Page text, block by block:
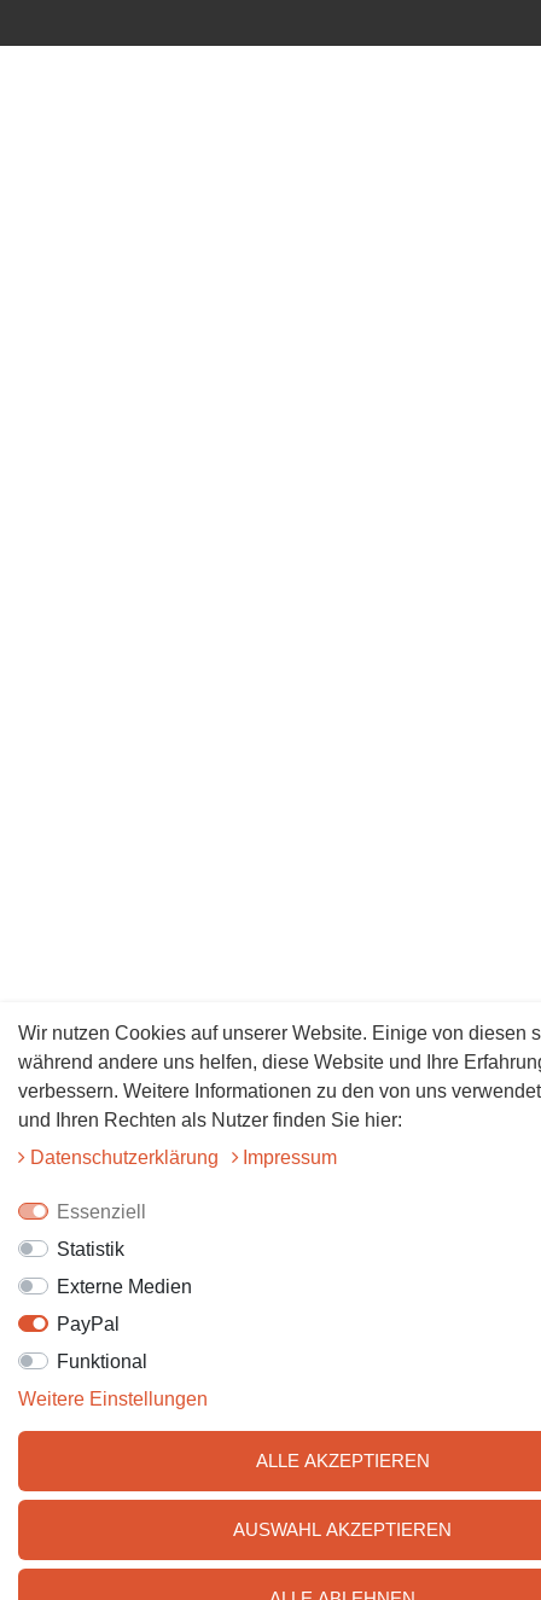
Wir nutzen Cookies auf unserer Website. Einige von diesen
während andere uns helfen, diese Website und Ihre
verbessern. Weitere Informationen zu den von uns
und Ihren Rechten als Nutzer finden Sie hier:
Daten­schutz­erklärung
Impressum
Essenziell
Statistik
Externe Medien
PayPal
Funktional
Weitere Einstellungen
ALLE AKZEPTIEREN
AUSWAHL AKZEPTIEREN